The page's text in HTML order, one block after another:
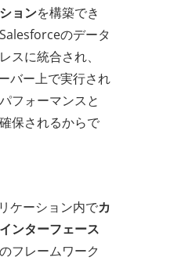
ョンを構築でき
のデータ
スに統合され、
バー上で実行され
フォーマンスと
保されるからで
ケーション内でカ
ンターフェース
フレームワーク